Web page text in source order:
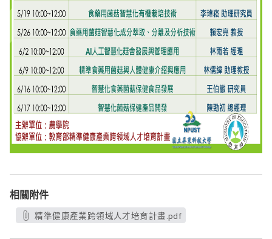
相關附件
精準健康產業跨領域人才培育計畫.pdf